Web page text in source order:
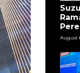
August